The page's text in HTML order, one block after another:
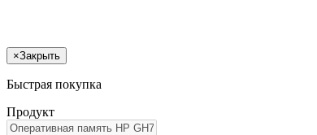
×Закрыть
Быстрая покупка
Продукт